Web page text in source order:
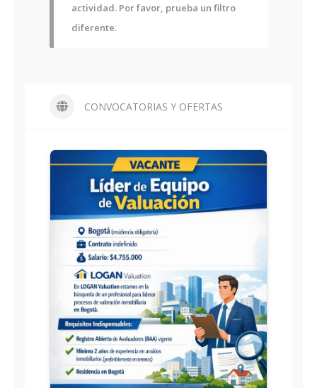
actividad. Por favor, prueba un filtro
diferente.
CONVOCATORIAS Y OFERTAS